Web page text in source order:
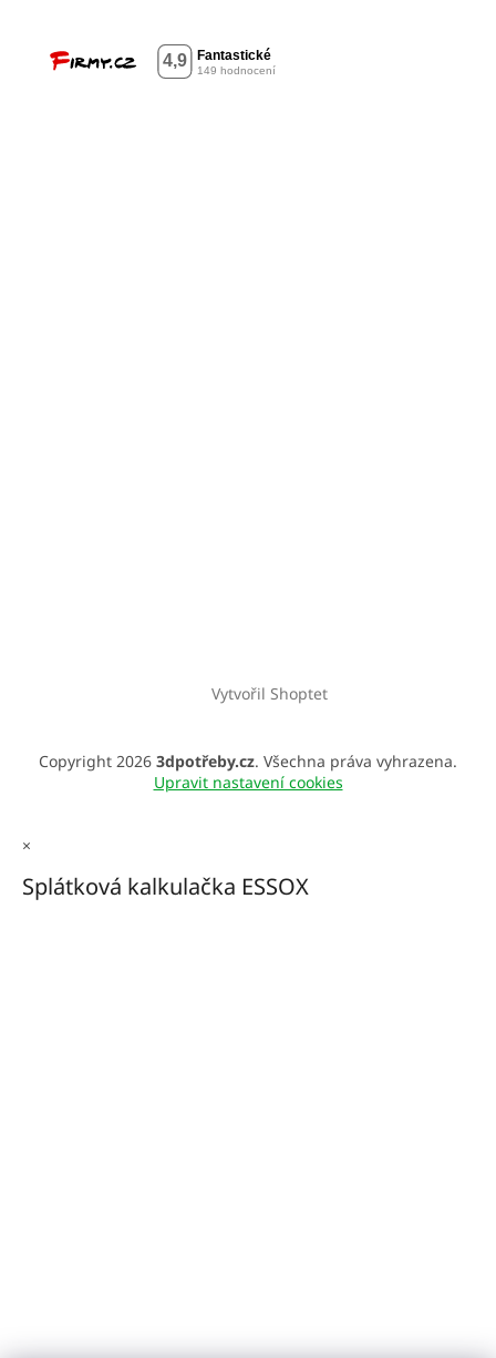
Vytvořil Shoptet
Copyright 2026 3dpotřeby.cz. Všechna práva vyhrazena.
Upravit nastavení cookies
×
Splátková kalkulačka ESSOX